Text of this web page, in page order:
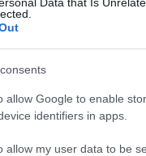
allow Google to enable
identifiers in apps.
allow my user data to be
un piano di
politiche di
di monitoraggio per